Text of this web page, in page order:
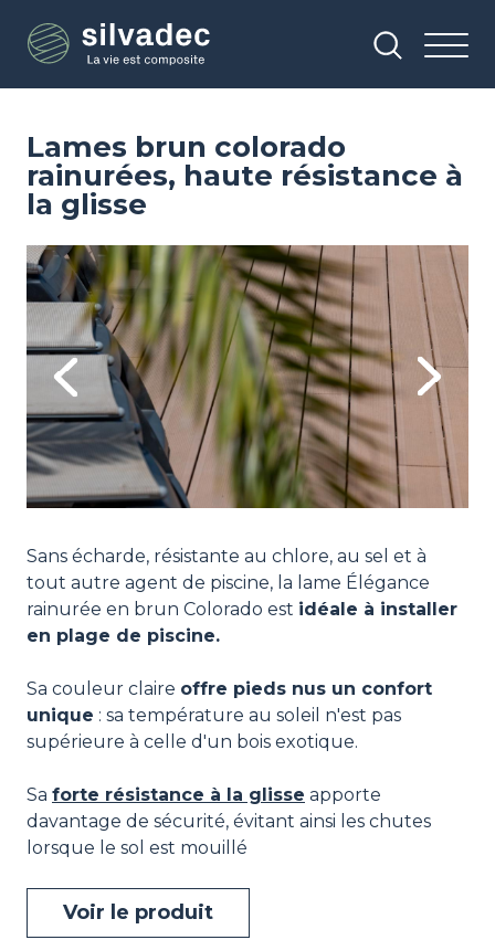
contenu
Lames brun colorado
rainurées, haute résistance à
la glisse
Previous
Image
Next
Sans écharde, résistante au chlore, au sel et à
tout autre agent de piscine, la lame Élégance
rainurée en brun Colorado est idéale à installer
en plage de piscine.
Sa couleur claire offre pieds nus un confort
unique : sa température au soleil n'est pas
supérieure à celle d'un bois exotique.
Sa forte résistance à la glisse apporte
davantage de sécurité, évitant ainsi les chutes
lorsque le sol est mouillé
Voir le produit